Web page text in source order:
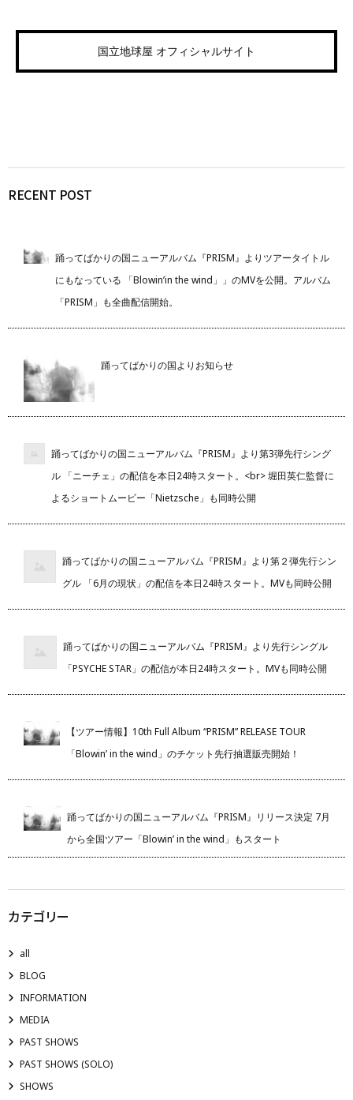
国立地球屋 オフィシャルサイト
RECENT POST
踊ってばかりの国ニューアルバム『PRISM』よりツアータイトル
にもなっている 「Blowin’in the wind」」のMVを公開。アルバム
「PRISM」も全曲配信開始。
踊ってばかりの国よりお知らせ
踊ってばかりの国ニューアルバム『PRISM』より第3弾先行シング
ル 「ニーチェ」の配信を本日24時スタート。<br> 堀田英仁監督に
よるショートムービー「Nietzsche」も同時公開
踊ってばかりの国ニューアルバム『PRISM』より第２弾先行シン
グル 「6月の現状」の配信を本日24時スタート。MVも同時公開
踊ってばかりの国ニューアルバム『PRISM』より先行シングル
「PSYCHE STAR」の配信が本日24時スタート。MVも同時公開
【ツアー情報】10th Full Album “PRISM” RELEASE TOUR
「Blowin’ in the wind」のチケット先行抽選販売開始！
踊ってばかりの国ニューアルバム『PRISM』リリース決定 7月
から全国ツアー「Blowin’ in the wind」もスタート
カテゴリー
all
BLOG
INFORMATION
MEDIA
PAST SHOWS
PAST SHOWS (SOLO)
SHOWS